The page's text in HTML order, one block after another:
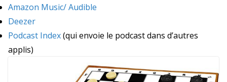
Amazon Music/ Audible
Deezer
Podcast Index(qui envoie le podcast dans d’autres
applis)